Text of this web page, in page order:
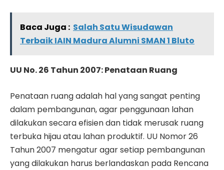
Baca Juga : Salah Satu Wisudawan
Terbaik IAIN Madura Alumni SMAN 1 Bluto
UU No. 26 Tahun 2007: Penataan Ruang
Penataan ruang adalah hal yang sangat penting
dalam pembangunan, agar penggunaan lahan
dilakukan secara efisien dan tidak merusak ruang
terbuka hijau atau lahan produktif. UU Nomor 26
Tahun 2007 mengatur agar setiap pembangunan
yang dilakukan harus berlandaskan pada Rencana